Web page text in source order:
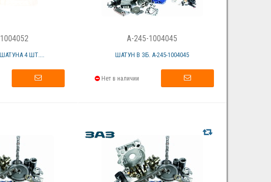
4 ШТ....
A-245-1004045
ШАТУН В ЗБ. А-245-1004045
Нет в наличии